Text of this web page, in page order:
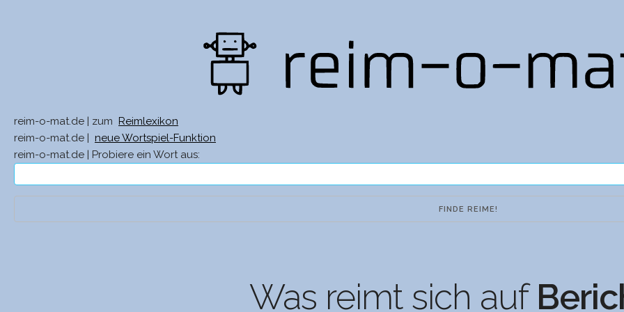
reim-o-mat.de | zum
Reimlexikon
reim-o-mat.de |
neue Wortspiel-Funktion
reim-o-mat.de | Probiere ein Wort aus:
Was reimt sich auf